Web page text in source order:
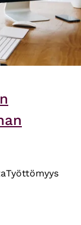
Työttömyys